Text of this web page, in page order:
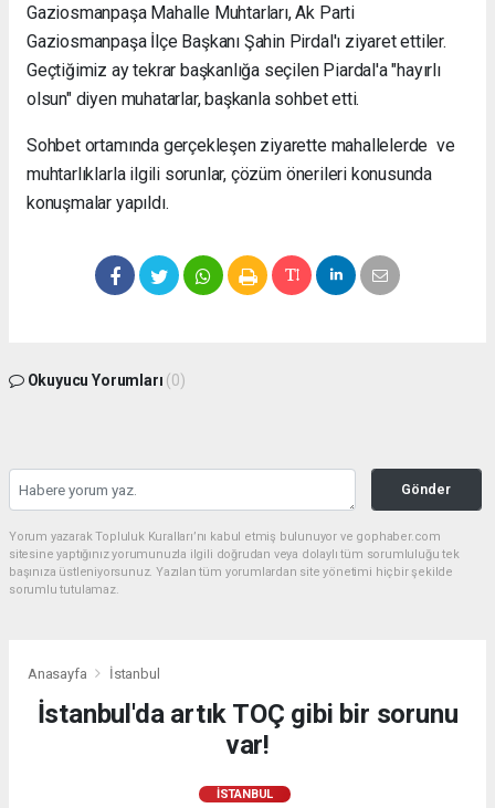
Gaziosmanpaşa Mahalle Muhtarları, Ak Parti
Gaziosmanpaşa İlçe Başkanı Şahin Pirdal'ı ziyaret ettiler.
Geçtiğimiz ay tekrar başkanlığa seçilen Piardal'a "hayırlı
olsun" diyen muhatarlar, başkanla sohbet etti.
Sohbet ortamında gerçekleşen ziyarette mahallelerde ve
muhtarlıklarla ilgili sorunlar, çözüm önerileri konusunda
konuşmalar yapıldı.
Okuyucu Yorumları (0)
Gönder
Yorum yazarak Topluluk Kuralları’nı kabul etmiş bulunuyor ve gophaber.com
sitesine yaptığınız yorumunuzla ilgili doğrudan veya dolaylı tüm sorumluluğu tek
başınıza üstleniyorsunuz. Yazılan tüm yorumlardan site yönetimi hiçbir şekilde
sorumlu tutulamaz.
Anasayfa İstanbul
İstanbul'da artık TOÇ gibi bir sorunu
var!
İSTANBUL